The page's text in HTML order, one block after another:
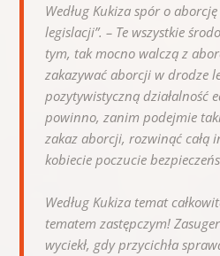
Według Kukiza spór o
legislacji”. – Te wszystkie
tym, tak mocno walczą z
zakazywać aborcji w drodze
pozytywistyczną działalność
powinno, zanim podejmie
zakaz aborcji, rozwinąć całą
kobiecie poczucie
Według Kukiza temat
tematem zastępczym!
wyciekł, gdy przycichła